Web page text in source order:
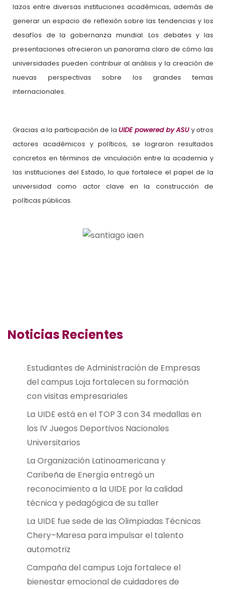
lazos entre diversas instituciones académicas, además de
generar un espacio de reflexión sobre las tendencias y los
desafíos de la gobernanza mundial. Los debates y las
presentaciones ofrecieron un panorama claro de cómo las
universidades pueden contribuir al análisis y la creación de
nuevas perspectivas sobre los grandes temas
internacionales.
Gracias a la participación de la UIDE powered by ASUy otros
actores académicos y políticos, se lograron resultados
concretos en términos de vinculación entre la academia y
las instituciones del Estado, lo que fortalece el papel de la
universidad como actor clave en la construcción de
políticas públicas.
Noticias Recientes
Estudiantes de Administración de Empresas
del campus Loja fortalecen su formación
con visitas empresariales
La UIDE está en el TOP 3 con 34 medallas en
los IV Juegos Deportivos Nacionales
Universitarios
La Organización Latinoamericana y
Caribeña de Energía entregó un
reconocimiento a la UIDE por la calidad
técnica y pedagógica de su taller
La UIDE fue sede de las Olimpiadas Técnicas
Chery–Maresa para impulsar el talento
automotriz
Campaña del campus Loja fortalece el
bienestar emocional de cuidadores de